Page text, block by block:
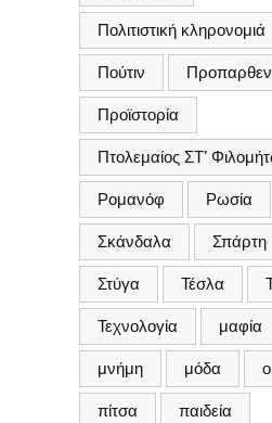
Πολιτιστική κληρονομιά
Πούτιν
Προϊστορία
Πτολεμαίος ΣΤ’
Ρομανόφ Ρωσία
Σκάνδαλα Σπάρτη
Στύγα Τέσλα
Τεχνολογία μαφία
μνήμη μόδα
πίτσα παιδεία